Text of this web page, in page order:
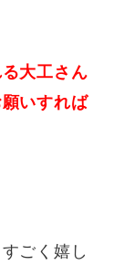
大工さん
いすれば
ごく嬉し